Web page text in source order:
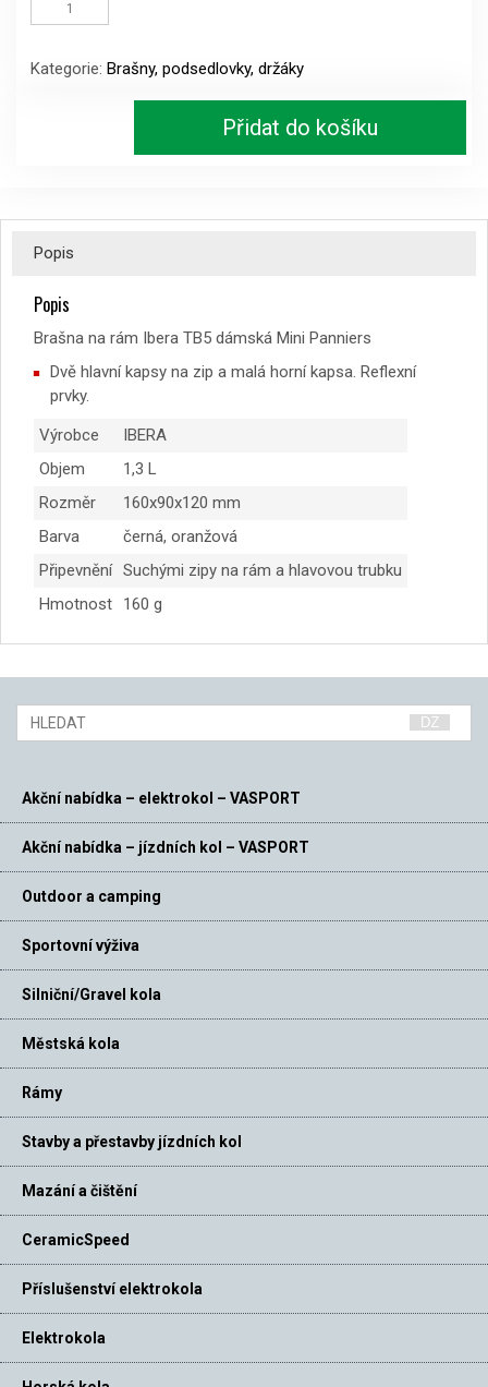
rám
TB5
Kategorie: Brašny, podsedlovky, držáky
Přidat do košíku
Popis
Popis
Brašna na rám Ibera TB5 dámská Mini Panniers
Dvě hlavní kapsy na zip a malá horní kapsa. Reflexní
prvky.
Výrobce
IBERA
Objem
1,3 L
Rozměr
160x90x120 mm
Barva
černá, oranžová
Připevnění Suchými zipy na rám a hlavovou trubku
Hmotnost
160 g
Akční nabídka – elektrokol – VASPORT
Akční nabídka – jízdních kol – VASPORT
Outdoor a camping
Sportovní výživa
Silniční/Gravel kola
Městská kola
Rámy
Stavby a přestavby jízdních kol
Mazání a čištění
CeramicSpeed
Příslušenství elektrokola
Elektrokola